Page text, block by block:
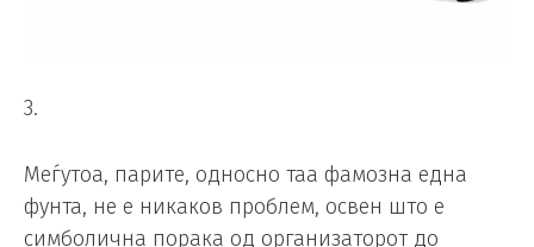
3.
Меѓутоа, парите, односно таа фамозна една
фунта, не е никаков проблем, освен што е
симболична порака од организаторот до